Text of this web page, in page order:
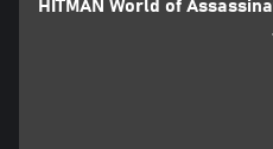
HITMAN World of